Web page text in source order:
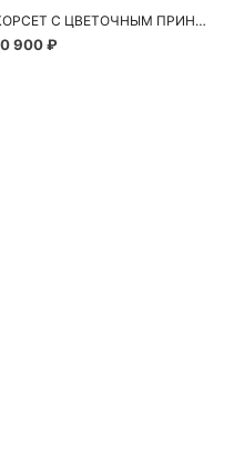
КОРСЕТ С ЦВЕТОЧНЫМ ПРИНТОМ
900 ₽